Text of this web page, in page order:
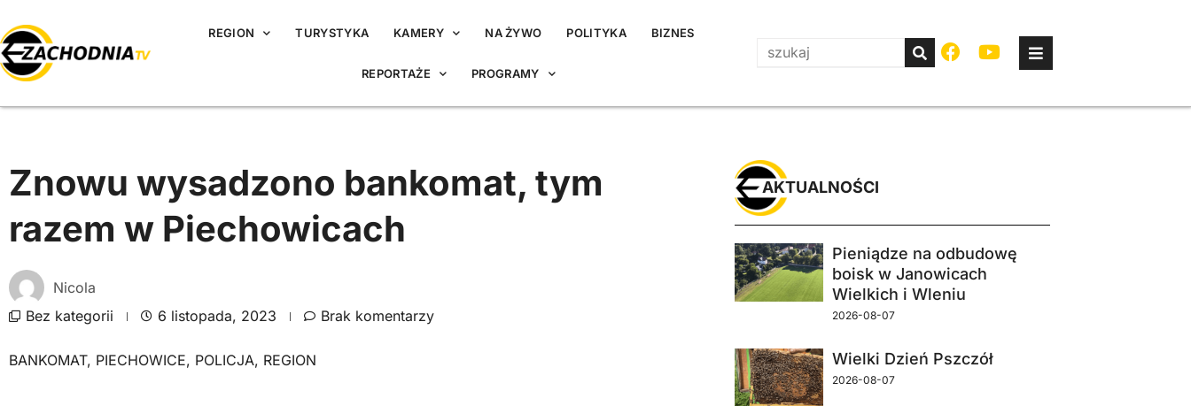
REGION TURYSTYKA KAMERY NA ŻYWO POLITYKA BIZNES
REPORTAŻE PROGRAMY
Znowu wysadzono bankomat, tym
razem w Piechowicach
Nicola
Bez kategorii
6 listopada, 2023 Brak komentarzy
BANKOMAT, PIECHOWICE, POLICJA, REGION
Pieniądze na odbudowę
boisk w Janowicach
Wielkich i Wleniu
2026-08-07
Wielki Dzień Pszczół
2026-08-07
AKTUALNOŚCI